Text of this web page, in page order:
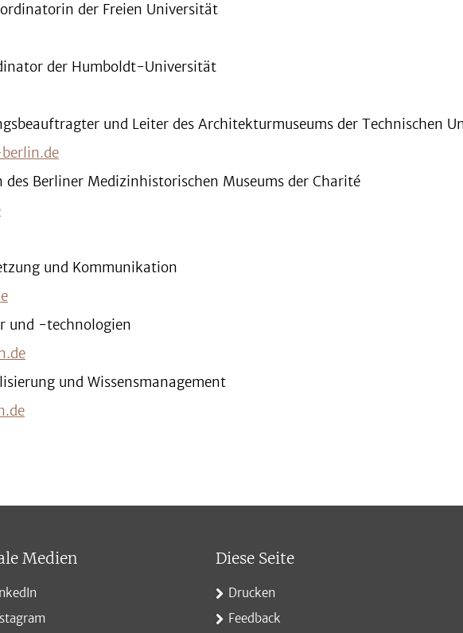
der Freien Universität
der Humboldt-Universität
und Leiter des Architekturmuseums der Technischen
Berliner Medizinhistorischen Museums der Charité
und Kommunikation
und -technologien
und Wissensmanagement
Medien Diese Seite
Drucken
Feedback